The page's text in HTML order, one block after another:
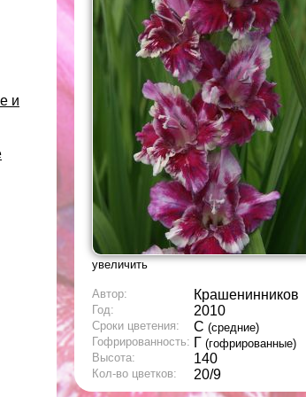
и
увеличить
Автор: Крашенинников
Год: 2010
Сроки цветения: С (средние)
Гофрированность: Г (гофрированные)
Высота:
140
Кол-во цветков: 20/9